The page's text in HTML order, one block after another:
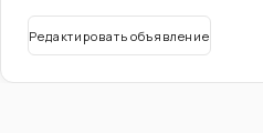
Редактировать объявление